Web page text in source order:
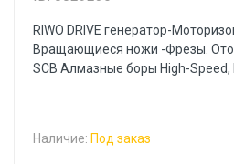
RIWO DRIVE генератор-
Вращающиеся ножи -Фрезы.
SCB Алмазные боры High-Speed,
Наличие: Под заказ